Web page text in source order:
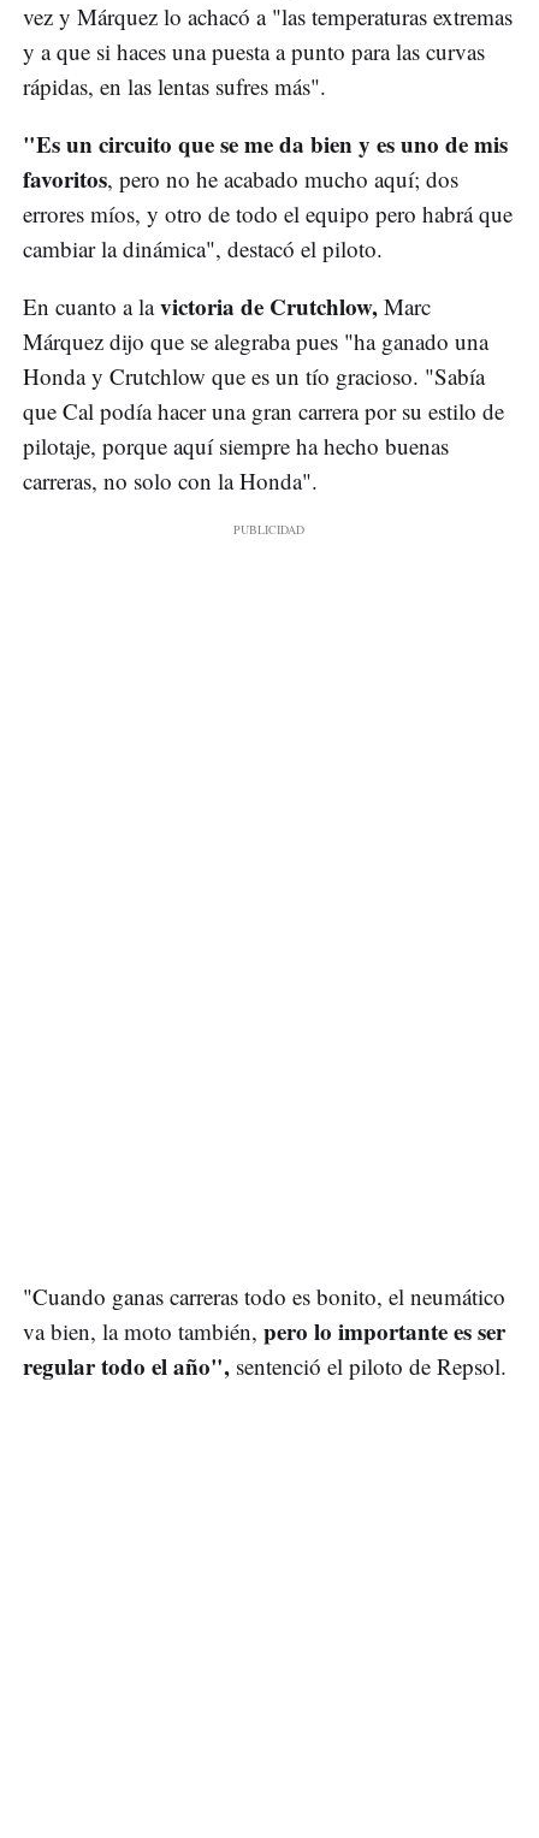
vez y Márquez lo achacó a "las temperaturas extremas
y a que si haces una puesta a punto para las curvas
rápidas, en las lentas sufres más".
"Es un circuito que se me da bien y es uno de mis
favoritos, pero no he acabado mucho aquí; dos
errores míos, y otro de todo el equipo pero habrá que
cambiar la dinámica", destacó el piloto.
En cuanto a lavictoria de Crutchlow, Marc
Márquez dijo que se alegraba pues "ha ganado una
Honda y Crutchlow que es un tío gracioso. "Sabía
que Cal podía hacer una gran carrera por su estilo de
pilotaje, porque aquí siempre ha hecho buenas
carreras, no solo con la Honda".
"Cuando ganas carreras todo es bonito, el neumático
va bien, la moto también, pero lo importante es ser
regular todo el año", sentenció el piloto de Repsol.